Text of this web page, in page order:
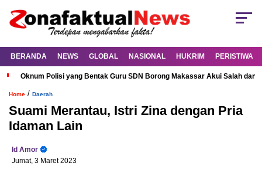
BERANDA NEWS GLOBAL NASIONAL HUKRIM PERISTIWA
Oknum Polisi yang Bentak Guru SDN Borong Makassar Akui Salah dan
Home / Daerah
Suami Merantau, Istri Zina dengan Pria
Idaman Lain
Id Amor
Jumat, 3 Maret 2023